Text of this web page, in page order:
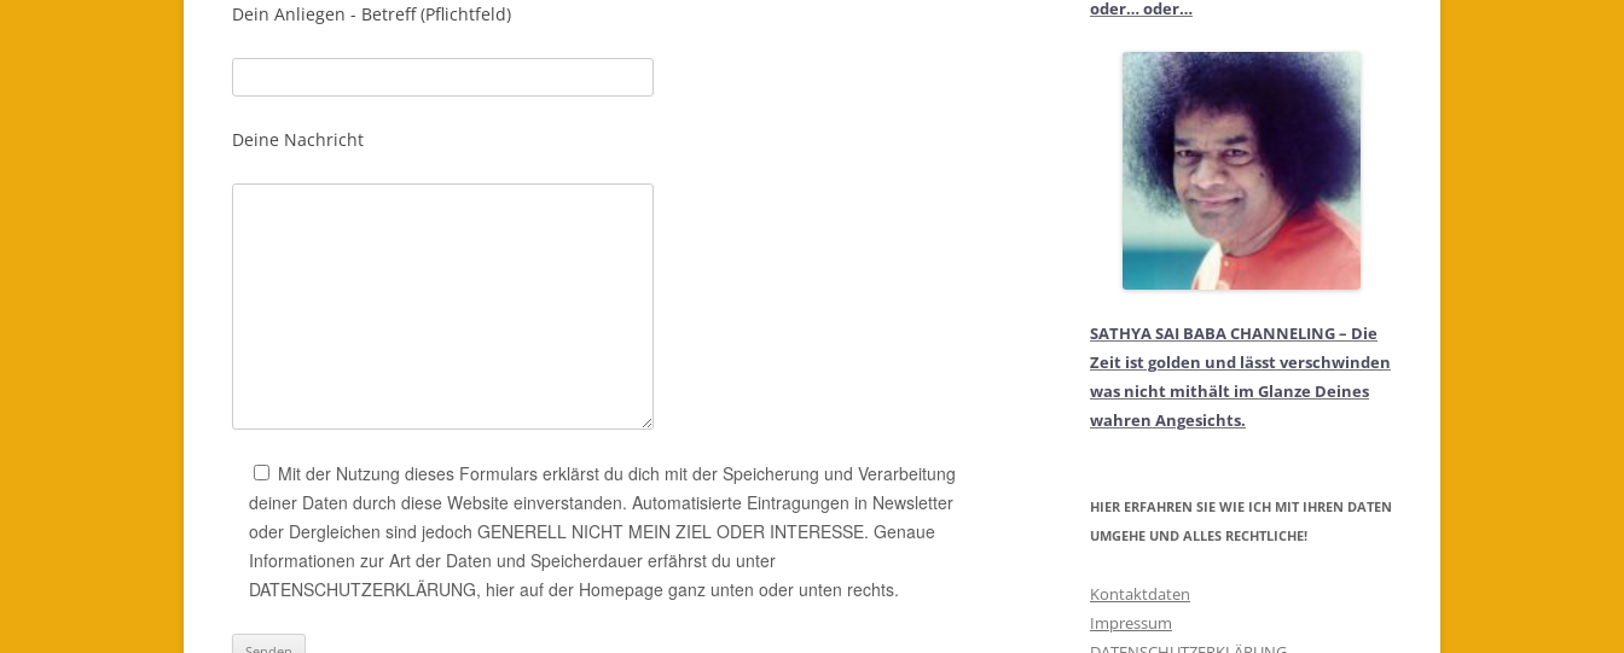
Dein Anliegen - Betreff (Pflichtfeld)
Deine Nachricht
Mit der Nutzung dieses Formulars erklärst du dich mit der Speicherung und Verarbeitung
deiner Daten durch diese Website einverstanden. Automatisierte Eintragungen in Newsletter
oder Dergleichen sind jedoch GENERELL NICHT MEIN ZIEL ODER INTERESSE. Genaue
Informationen zur Art der Daten und Speicherdauer erfährst du unter
DATENSCHUTZERKLÄRUNG, hier auf der Homepage ganz unten oder unten rechts.
oder… oder…
SATHYA SAI BABA CHANNELING – Die
Zeit ist golden und lässt verschwinden
was nicht mithält im Glanze Deines
wahren Angesichts.
HIER ERFAHREN SIE WIE ICH MIT IHREN DATEN
UMGEHE UND ALLES RECHTLICHE!
Kontaktdaten
Impressum